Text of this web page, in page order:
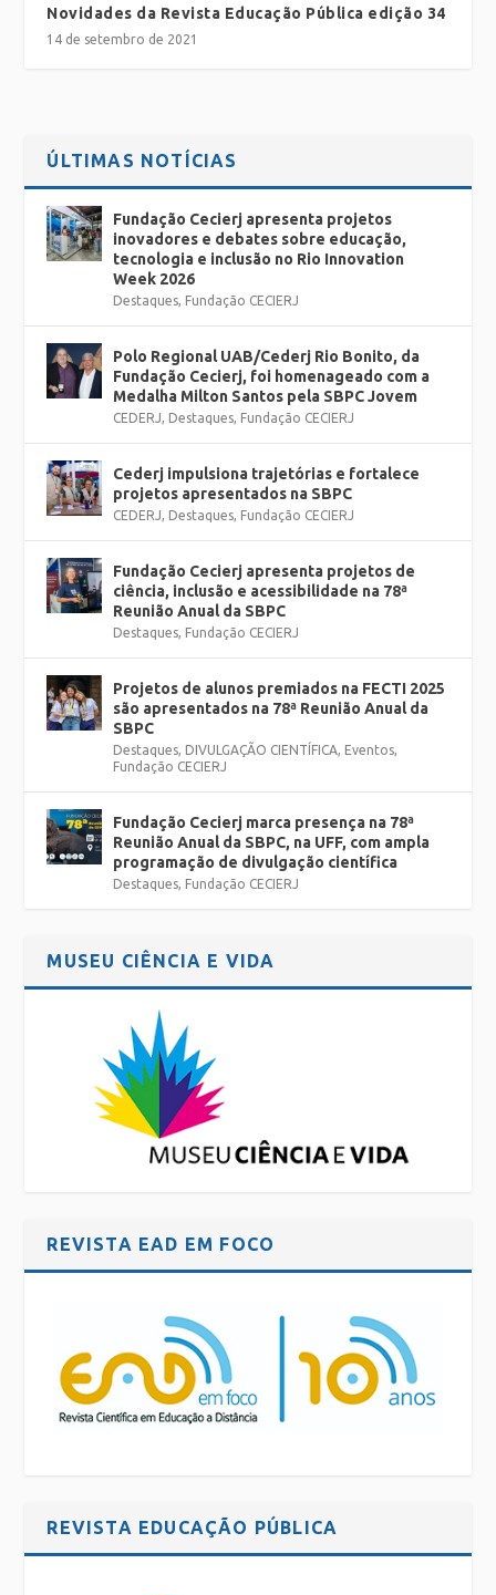
Novidades da Revista Educação Pública edição 34
14 de setembro de 2021
ÚLTIMAS NOTÍCIAS
Fundação Cecierj apresenta projetos
inovadores e debates sobre educação,
tecnologia e inclusão no Rio Innovation
Week 2026
Destaques Fundação CECIERJ
Polo Regional UAB/Cederj Rio Bonito, da
Fundação Cecierj, foi homenageado com a
Medalha Milton Santos pela SBPC Jovem
CEDERJ Destaques Fundação CECIERJ
Cederj impulsiona trajetórias e fortalece
projetos apresentados na SBPC
CEDERJ Destaques Fundação CECIERJ
Fundação Cecierj apresenta projetos de
ciência, inclusão e acessibilidade na 78ª
Reunião Anual da SBPC
Destaques Fundação CECIERJ
Projetos de alunos premiados na FECTI 2025
são apresentados na 78ª Reunião Anual da
SBPC
Destaques DIVULGAÇÃO CIENTÍFICA Eventos
Fundação CECIERJ
Fundação Cecierj marca presença na 78ª
Reunião Anual da SBPC, na UFF, com ampla
programação de divulgação científica
Destaques Fundação CECIERJ
MUSEU CIÊNCIA E VIDA
REVISTA EAD EM FOCO
REVISTA EDUCAÇÃO PÚBLICA